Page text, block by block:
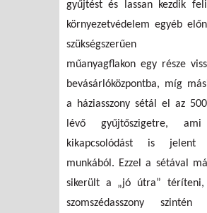
gyűjtést és lassan kezdik
környezetvédelem egyéb
szükségszerűen
műanyagflakon egy része
bevásárlóközpontba, míg
a háziasszony sétál el az
lévő gyűjtőszigetre, ami
kikapcsolódást is
munkából. Ezzel a sétával
sikerült a „jó útra” téríteni,
szomszédasszony szintén